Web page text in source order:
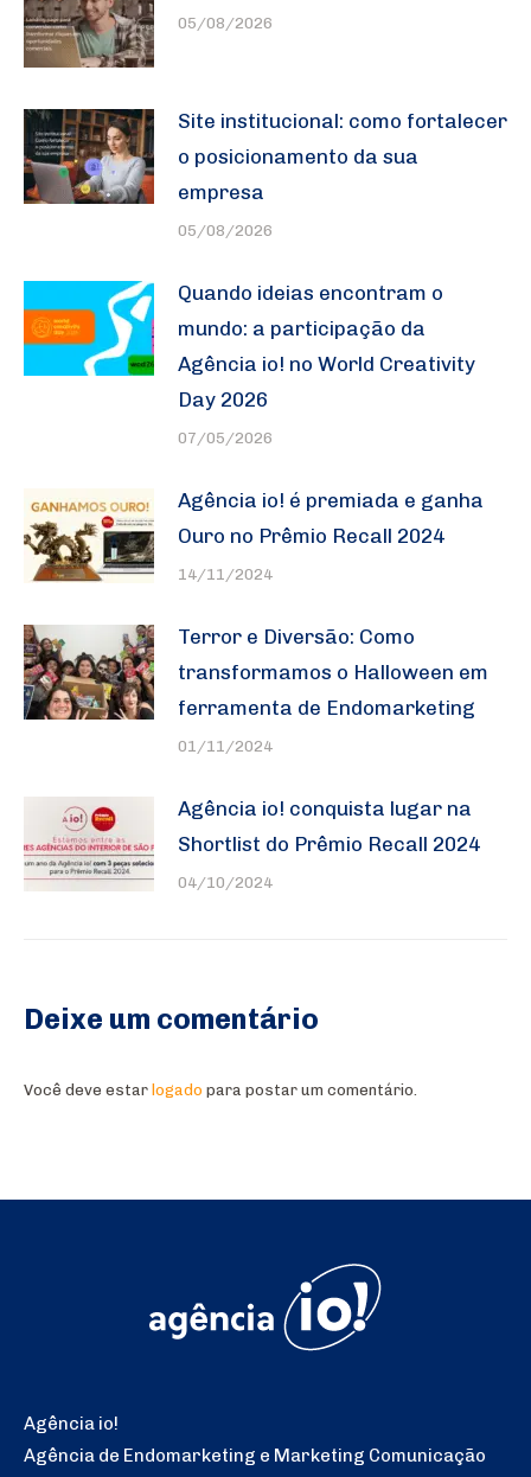
05/08/2026
Site institucional: como fortalecer
o posicionamento da sua
empresa
05/08/2026
Quando ideias encontram o
mundo: a participação da
Agência io! no World Creativity
Day 2026
07/05/2026
Agência io! é premiada e ganha
Ouro no Prêmio Recall 2024
14/11/2024
Terror e Diversão: Como
transformamos o Halloween em
ferramenta de Endomarketing
01/11/2024
Agência io! conquista lugar na
Shortlist do Prêmio Recall 2024
04/10/2024
Deixe um comentário
Você deve estar logado para postar um comentário.
Agência io!
Agência de Endomarketing e Marketing Comunicação